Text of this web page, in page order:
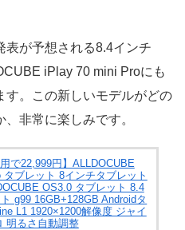
表が予想される8.4インチ
iPlay 70 mini Proにも
す。この新しいモデルがどの
非常に楽しみです。
用で22,999円】ALLDOCUBE
ブレット 8インチタブレット
OS3.0 タブレット 8.4
g99 16GB+128GB Androidタ
L1 1920×1200解像度 ジャイ
明るさ自動調整